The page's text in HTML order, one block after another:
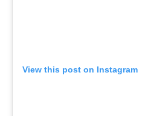
View this post on Instagram